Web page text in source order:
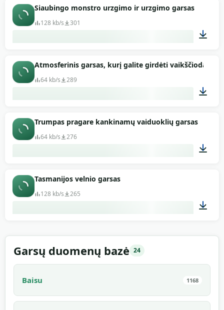
00:57
Siaubingo monstro urzgimo ir urzgimo garsas
128 kb/s 301
00:51
Atmosferinis garsas, kurį galite girdėti vaikščiodami
64 kb/s 289
00:56
Trumpas pragare kankinamų vaiduoklių garsas
64 kb/s 276
Tasmanijos velnio garsas
128 kb/s 265
Garsų duomenų bazė 24
Baisu 1168